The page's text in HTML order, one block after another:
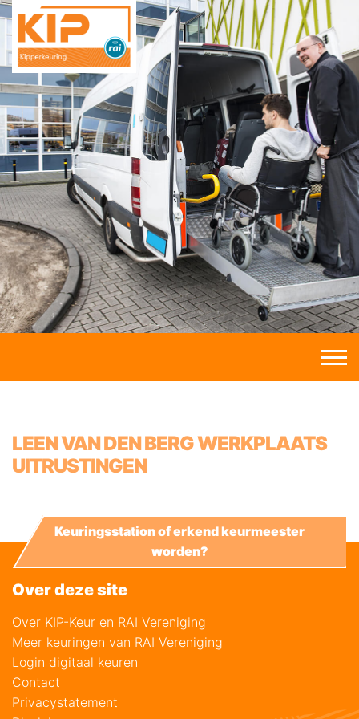
LEEN VAN DEN BERG WERKPLAATS
UITRUSTINGEN
Over deze site
Over KIP-Keur en RAI Vereniging
Meer keuringen van RAI Vereniging
Login digitaal keuren
Contact
Privacystatement
Keuringsstation of erkend keurmeester
worden?